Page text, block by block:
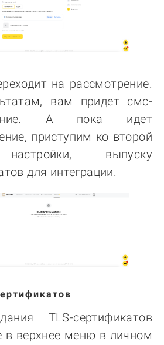
на рассмотрение.
вам придет смс-
А пока идет
приступим ко второй
выпуску
для интеграции.
TLS-сертификатов
в верхнее меню в личном